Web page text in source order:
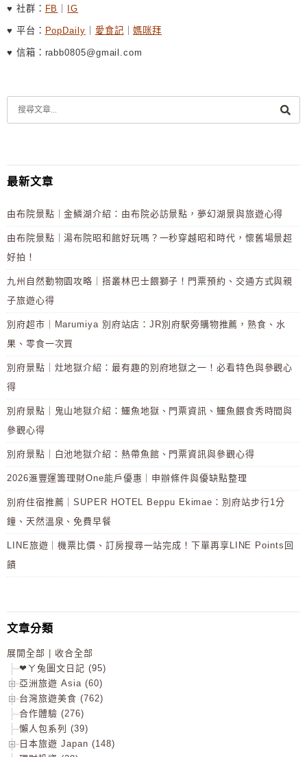
♥ 社群： FB IG
♥ 平台： PopDaily 愛食記 ｜媽咪拜
♥ 信箱：rabb0805@gmail.com
最新文章
由布院景點｜金鱗湖介紹：由布院必訪景點，夢幻湖景與旅遊心得
由布院景點｜湯布院昭和館好玩嗎？一秒穿越昭和時代，懷舊場景超
好拍！
九州自然動物園攻略｜搭叢林巴士餵獅子！門票預約、交通方式與親
子旅遊心得
別府超市｜Marumiya 別府站店：JR別府駅旁購物推薦，熟食、水
果、零食一次買
別府景點｜灶地獄介紹：最有趣的別府地獄之一！必看特色與參觀心
得
別府景點｜鬼山地獄介紹：鱷魚地獄、門票資訊、鱷魚餵食秀時間與
參觀心得
別府景點｜白池地獄介紹：熱帶魚館、門票資訊與參觀心得
2026滙豐運籌理財One能戶優惠｜申辦條件與優缺點整理
別府住宿推薦｜SUPER HOTEL Beppu Ekimae：別府站步行1分
鐘、天然溫泉、免費早餐
LINE旅遊｜機票比價、訂房搜尋一站完成！下單再享LINE Points回
饋
文章分類
展開全部
收合全部
❤ㄚ兔圖文日記 (95)
亞洲旅遊 Asia (60)
台灣旅遊美食 (762)
合作體驗 (276)
懶人包系列 (39)
日本旅遊 Japan (148)